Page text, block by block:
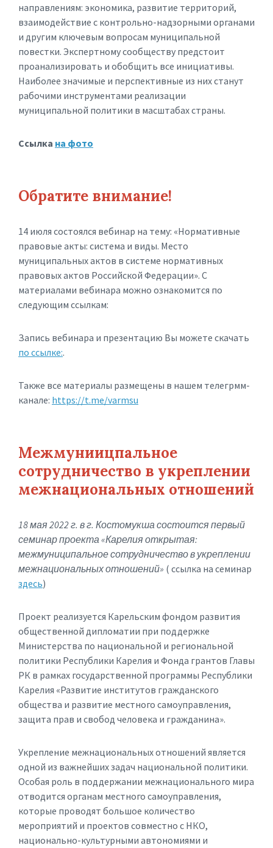
направлениям: экономика, развитие территорий,
взаимодействие с контрольно-надзорными органами
и другим ключевым вопросам муниципальной
повестки. Экспертному сообществу предстоит
проанализировать и обобщить все инициативы.
Наиболее значимые и перспективные из них станут
рабочими инструментами реализации
муниципальной политики в масштабах страны.
Ссылка на фото
Обратите внимание!
14 июля состоялся вебинар на тему: «Нормативные
правовые акты: система и виды. Место
муниципальных актов в системе нормативных
правовых актов Российской Федерации». С
материалами вебинара можно ознакомится по
следующим ссылкам:
Запись вебинара и презентацию Вы можете скачать
по ссылке:.
Также все материалы размещены в нашем телегрмм-
канале: https://t.me/varmsu
Межмуниицпальное
сотрудничество в укреплении
межнациональных отношений
18 мая 2022 г. в г. Костомукша состоится первый
семинар проекта «Карелия открытая:
межмуниципальное сотрудничество в укреплении
межнациональных отношений» ( ссылка на семинар
здесь)
Проект реализуется Карельским фондом развития
общественной дипломатии при поддержке
Министерства по национальной и региональной
политики Республики Карелия и Фонда грантов Главы
РК в рамках государственной программы Республики
Карелия «Развитие институтов гражданского
общества и развитие местного самоуправления,
защита прав и свобод человека и гражданина».
Укрепление межнациональных отношений является
одной из важнейших задач национальной политики.
Особая роль в поддержании межнационального мира
отводится органам местного самоуправления,
которые проводят большое количество
мероприятий и проектов совместно с НКО,
национально-культурными автономиями и